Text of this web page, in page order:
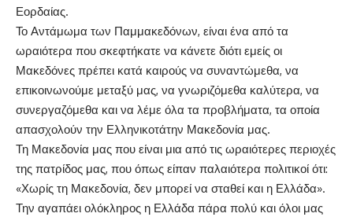
Εορδαίας.
Το Αντάμωμα των Παμμακεδόνων, είναι ένα από τα
ωραιότερα που σκεφτήκατε να κάνετε διότι εμείς οι
Μακεδόνες πρέπει κατά καιρούς να συναντώμεθα, να
επικοινωνούμε μεταξύ μας, να γνωριζόμεθα καλύτερα, να
συνεργαζόμεθα και να λέμε όλα τα προβλήματα, τα οποία
απασχολούν την Ελληνικοτάτην Μακεδονία μας.
Τη Μακεδονία μας που είναι μια από τις ωραιότερες περιοχές
της πατρίδος μας, που όπως είπαν παλαιότερα πολιτικοί ότι:
«Χωρίς τη Μακεδονία, δεν μπορεί να σταθεί και η Ελλάδα».
Την αγαπάει ολόκληρος η Ελλάδα πάρα πολύ και όλοι μας